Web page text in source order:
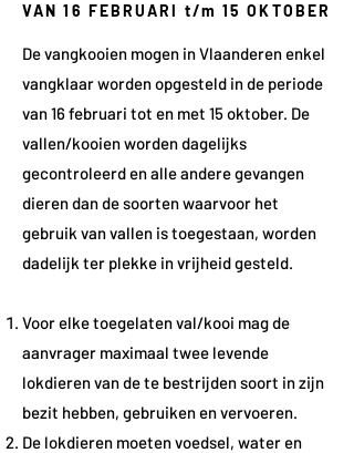
VAN 16 FEBRUARI t/m 15 OKTOBER
​​​​​​De vangkooien mogen in Vlaanderen enkel
vangklaar worden opgesteld in de periode
van 16 februari tot en met 15 oktober. De
vallen/kooien worden dagelijks
gecontroleerd en alle andere gevangen
dieren dan de soorten waarvoor het
gebruik van vallen is toegestaan, worden
dadelijk ter plekke in vrijheid gesteld.
Voor elke toegelaten val/kooi mag de
aanvrager maximaal twee levende
lokdieren van de te bestrijden soort in zijn
bezit hebben, gebruiken en vervoeren.
De lokdieren moeten voedsel, water en